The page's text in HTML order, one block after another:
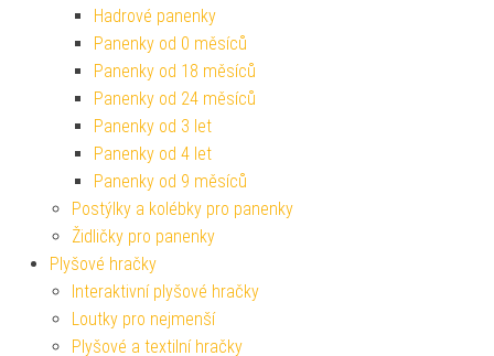
Hadrové panenky
Panenky od 0 měsíců
Panenky od 18 měsíců
Panenky od 24 měsíců
Panenky od 3 let
Panenky od 4 let
Panenky od 9 měsíců
Postýlky a kolébky pro panenky
Židličky pro panenky
Plyšové hračky
Interaktivní plyšové hračky
Loutky pro nejmenší
Plyšové a textilní hračky